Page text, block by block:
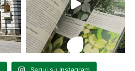
Segui su Instagram